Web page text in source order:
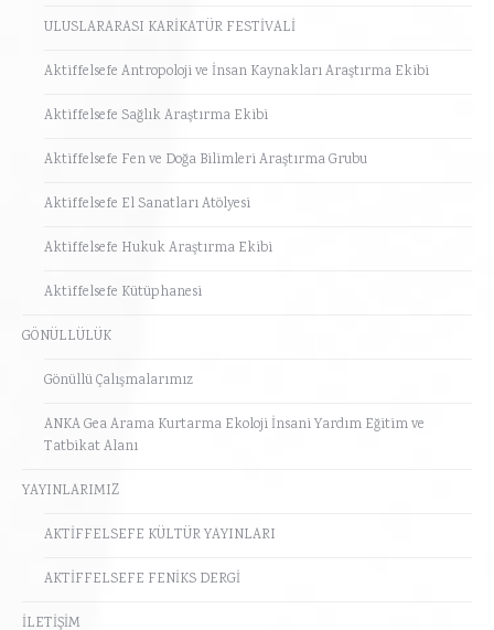
ULUSLARARASI KARİKATÜR FESTİVALİ
Aktiffelsefe Antropoloji ve İnsan Kaynakları Araştırma Ekibi
Aktiffelsefe Sağlık Araştırma Ekibi
Aktiffelsefe Fen ve Doğa Bilimleri Araştırma Grubu
Aktiffelsefe El Sanatları Atölyesi
Aktiffelsefe Hukuk Araştırma Ekibi
Aktiffelsefe Kütüphanesi
GÖNÜLLÜLÜK
Gönüllü Çalışmalarımız
ANKA Gea Arama Kurtarma Ekoloji İnsani Yardım Eğitim ve
Tatbikat Alanı
YAYINLARIMIZ
AKTİFFELSEFE KÜLTÜR YAYINLARI
AKTİFFELSEFE FENİKS DERGİ
İLETİŞİM